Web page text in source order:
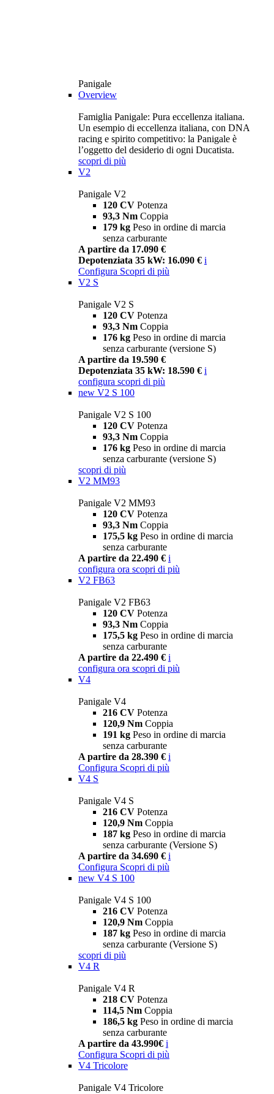
Panigale
Overview
Famiglia Panigale: Pura eccellenza italiana.
Un esempio di eccellenza italiana, con DNA
racing e spirito competitivo: la Panigale è
l’oggetto del desiderio di ogni Ducatista.
scopri di più
V2
Panigale V2
120 CV Potenza
93,3 Nm Coppia
179 kg Peso in ordine di marcia
senza carburante
A partire da 17.090 €
Depotenziata 35 kW: 16.090 € i
Configura Scopri di più
V2 S
Panigale V2 S
120 CV Potenza
93,3 Nm Coppia
176 kg Peso in ordine di marcia
senza carburante (versione S)
A partire da 19.590 €
Depotenziata 35 kW: 18.590 € i
configura scopri di più
new V2 S 100
Panigale V2 S 100
120 CV Potenza
93,3 Nm Coppia
176 kg Peso in ordine di marcia
senza carburante (versione S)
scopri di più
V2 MM93
Panigale V2 MM93
120 CV Potenza
93,3 Nm Coppia
175,5 kg Peso in ordine di marcia
senza carburante
A partire da 22.490 € i
configura ora scopri di più
V2 FB63
Panigale V2 FB63
120 CV Potenza
93,3 Nm Coppia
175,5 kg Peso in ordine di marcia
senza carburante
A partire da 22.490 € i
configura ora scopri di più
V4
Panigale V4
216 CV Potenza
120,9 Nm Coppia
191 kg Peso in ordine di marcia
senza carburante
A partire da 28.390 € i
Configura Scopri di più
V4 S
Panigale V4 S
216 CV Potenza
120,9 Nm Coppia
187 kg Peso in ordine di marcia
senza carburante (Versione S)
A partire da 34.690 € i
Configura Scopri di più
new V4 S 100
Panigale V4 S 100
216 CV Potenza
120,9 Nm Coppia
187 kg Peso in ordine di marcia
senza carburante (Versione S)
scopri di più
V4 R
Panigale V4 R
218 CV Potenza
114,5 Nm Coppia
186,5 kg Peso in ordine di marcia
senza carburante
A partire da 43.990€ i
Configura Scopri di più
V4 Tricolore
Panigale V4 Tricolore